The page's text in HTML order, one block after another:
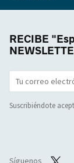
RECIBE
Suscribiéndote
Síguenos